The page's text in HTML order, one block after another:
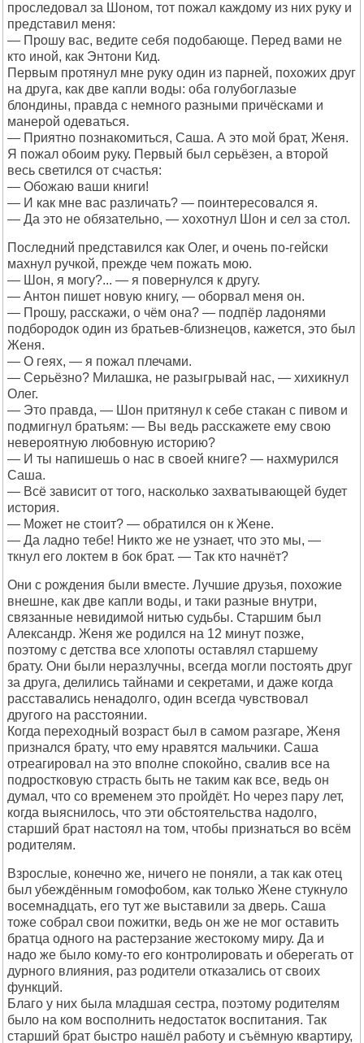
проследовал за Шоном, тот пожал каждому из них руку и
представил меня:
— Прошу вас, ведите себя подобающе. Перед вами не
кто иной, как Энтони Кид.
Первым протянул мне руку один из парней, похожих друг
на друга, как две капли воды: оба голубоглазые
блондины, правда с немного разными причёсками и
манерой одеваться.
— Приятно познакомиться, Саша. А это мой брат, Женя.
Я пожал обоим руку. Первый был серьёзен, а второй
весь светился от счастья:
— Обожаю ваши книги!
— И как мне вас различать? — поинтересовался я.
— Да это не обязательно, — хохотнул Шон и сел за стол.
Последний представился как Олег, и очень по-гейски
махнул ручкой, прежде чем пожать мою.
— Шон, я могу?... — я повернулся к другу.
— Антон пишет новую книгу, — оборвал меня он.
— Прошу, расскажи, о чём она? — подпёр ладонями
подбородок один из братьев-близнецов, кажется, это был
Женя.
— О геях, — я пожал плечами.
— Серьёзно? Милашка, не разыгрывай нас, — хихикнул
Олег.
— Это правда, — Шон притянул к себе стакан с пивом и
подмигнул братьям: — Вы ведь расскажете ему свою
невероятную любовную историю?
— И ты напишешь о нас в своей книге? — нахмурился
Саша.
— Всё зависит от того, насколько захватывающей будет
история.
— Может не стоит? — обратился он к Жене.
— Да ладно тебе! Никто же не узнает, что это мы, —
ткнул его локтем в бок брат. — Так кто начнёт?
Они с рождения были вместе. Лучшие друзья, похожие
внешне, как две капли воды, и таки разные внутри,
связанные невидимой нитью судьбы. Старшим был
Александр. Женя же родился на 12 минут позже,
поэтому с детства все хлопоты оставлял старшему
брату. Они были неразлучны, всегда могли постоять друг
за друга, делились тайнами и секретами, и даже когда
расставались ненадолго, один всегда чувствовал
другого на расстоянии.
Когда переходный возраст был в самом разгаре, Женя
признался брату, что ему нравятся мальчики. Саша
отреагировал на это вполне спокойно, свалив все на
подростковую страсть быть не таким как все, ведь он
думал, что со временем это пройдёт. Но через пару лет,
когда выяснилось, что эти обстоятельства надолго,
старший брат настоял на том, чтобы признаться во всём
родителям.
Взрослые, конечно же, ничего не поняли, а так как отец
был убеждённым гомофобом, как только Жене стукнуло
восемнадцать, его тут же выставили за дверь. Саша
тоже собрал свои пожитки, ведь он же не мог оставить
братца одного на растерзание жестокому миру. Да и
надо же было кому-то его контролировать и оберегать от
дурного влияния, раз родители отказались от своих
функций.
Благо у них была младшая сестра, поэтому родителям
было на ком восполнить недостаток воспитания. Так
старший брат быстро нашёл работу и съёмную квартиру,